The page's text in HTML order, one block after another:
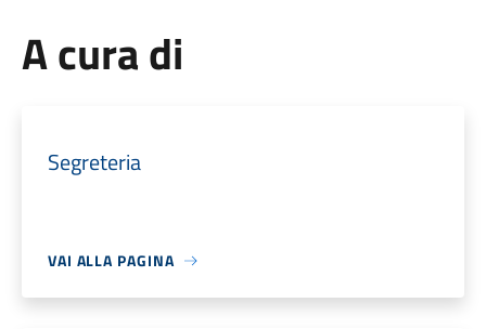
A cura di
Segreteria
VAI ALLA PAGINA